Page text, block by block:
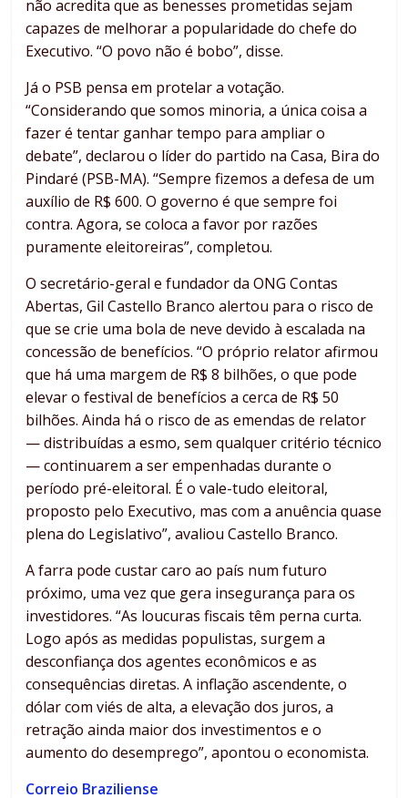
não acredita que as benesses prometidas sejam
capazes de melhorar a popularidade do chefe do
Executivo. “O povo não é bobo”, disse.
Já o PSB pensa em protelar a votação.
“Considerando que somos minoria, a única coisa a
fazer é tentar ganhar tempo para ampliar o
debate”, declarou o líder do partido na Casa, Bira do
Pindaré (PSB-MA). “Sempre fizemos a defesa de um
auxílio de R$ 600. O governo é que sempre foi
contra. Agora, se coloca a favor por razões
puramente eleitoreiras”, completou.
O secretário-geral e fundador da ONG Contas
Abertas, Gil Castello Branco alertou para o risco de
que se crie uma bola de neve devido à escalada na
concessão de benefícios. “O próprio relator afirmou
que há uma margem de R$ 8 bilhões, o que pode
elevar o festival de benefícios a cerca de R$ 50
bilhões. Ainda há o risco de as emendas de relator
— distribuídas a esmo, sem qualquer critério técnico
— continuarem a ser empenhadas durante o
período pré-eleitoral. É o vale-tudo eleitoral,
proposto pelo Executivo, mas com a anuência quase
plena do Legislativo”, avaliou Castello Branco.
A farra pode custar caro ao país num futuro
próximo, uma vez que gera insegurança para os
investidores. “As loucuras fiscais têm perna curta.
Logo após as medidas populistas, surgem a
desconfiança dos agentes econômicos e as
consequências diretas. A inflação ascendente, o
dólar com viés de alta, a elevação dos juros, a
retração ainda maior dos investimentos e o
aumento do desemprego”, apontou o economista.
Correio Braziliense